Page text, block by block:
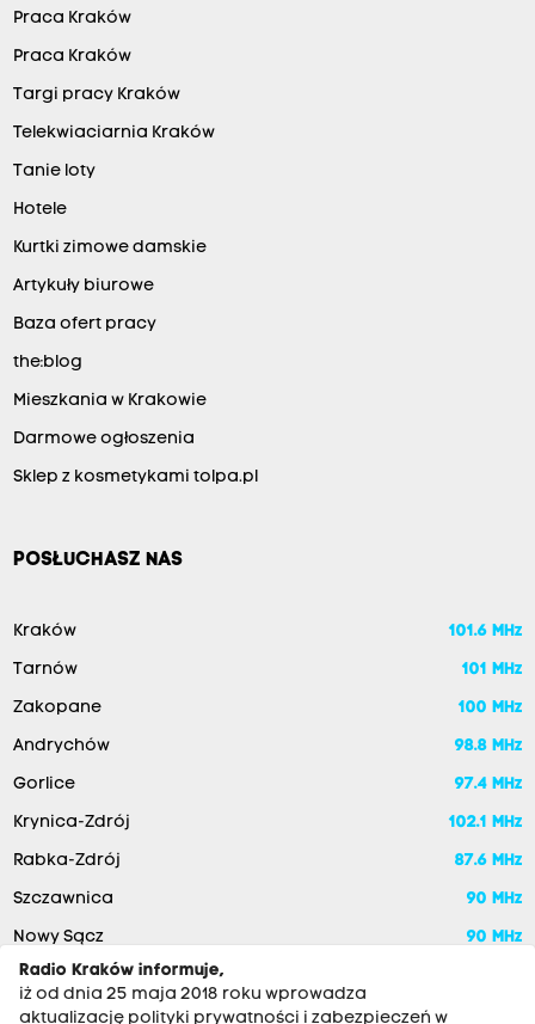
Praca Kraków
Praca Kraków
Targi pracy Kraków
Telekwiaciarnia Kraków
Tanie loty
Hotele
Kurtki zimowe damskie
Artykuły biurowe
Baza ofert pracy
the:blog
Mieszkania w Krakowie
Darmowe ogłoszenia
Sklep z kosmetykami tolpa.pl
POSŁUCHASZ NAS
Kraków 101.6 MHz
Tarnów 101 MHz
Zakopane 100 MHz
Andrychów 98.8 MHz
Gorlice 97.4 MHz
Krynica-Zdrój 102.1 MHz
Rabka-Zdrój 87.6 MHz
Szczawnica 90 MHz
Nowy Sącz
90 MHz
Radio Kraków informuje,
iż od dnia 25 maja 2018 roku wprowadza
aktualizację polityki prywatności i zabezpieczeń w